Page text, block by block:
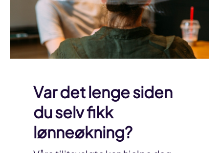
Var det lenge siden
du selv fikk
lønneøkning?